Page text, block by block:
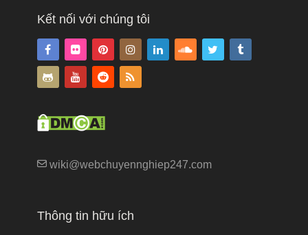
Kết nối với chúng tôi
wiki@webchuyennghiep247.com
Thông tin hữu ích